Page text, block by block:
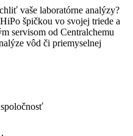
vaše laboratórne analýzy?
špičkou vo svojej triede a
servisom od Centralchemu
vôd či priemyselnej